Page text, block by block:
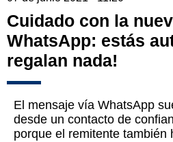
Cuidado con la
WhatsApp: estás
regalan nada!
El mensaje vía WhatsApp
desde un contacto de
porque el remitente también